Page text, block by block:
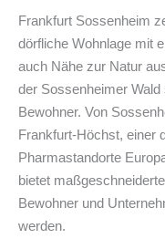
Frankfurt Sossenheim
dörfliche Wohnlage mit
auch Nähe zur Natur
der Sossenheimer
Bewohner. Von
Frankfurt-Höchst, einer
Pharmastandorte
bietet
Bewohner und
werden.